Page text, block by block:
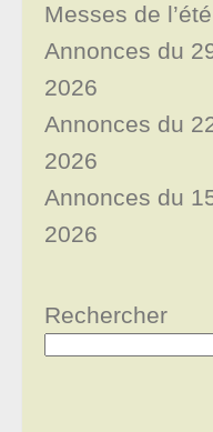
Messes de
Annonces du
2026
Annonces du
2026
Annonces du
2026
Rechercher